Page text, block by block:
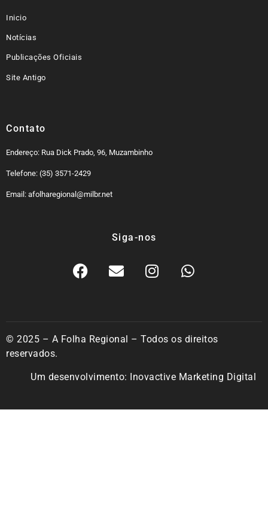
Inicio
Notícias
Publicações Oficiais
Site Antigo
Contato
Endereço: Rua Dick Prado, 96, Muzambinho
Telefone: (35) 3571-2429
Email: afolharegional@milbr.net
Siga-nos
© 2025 – A Folha Regional – Todos os direitos
reservados.
Um desenvolvimento: Inovactive Marketing Digital